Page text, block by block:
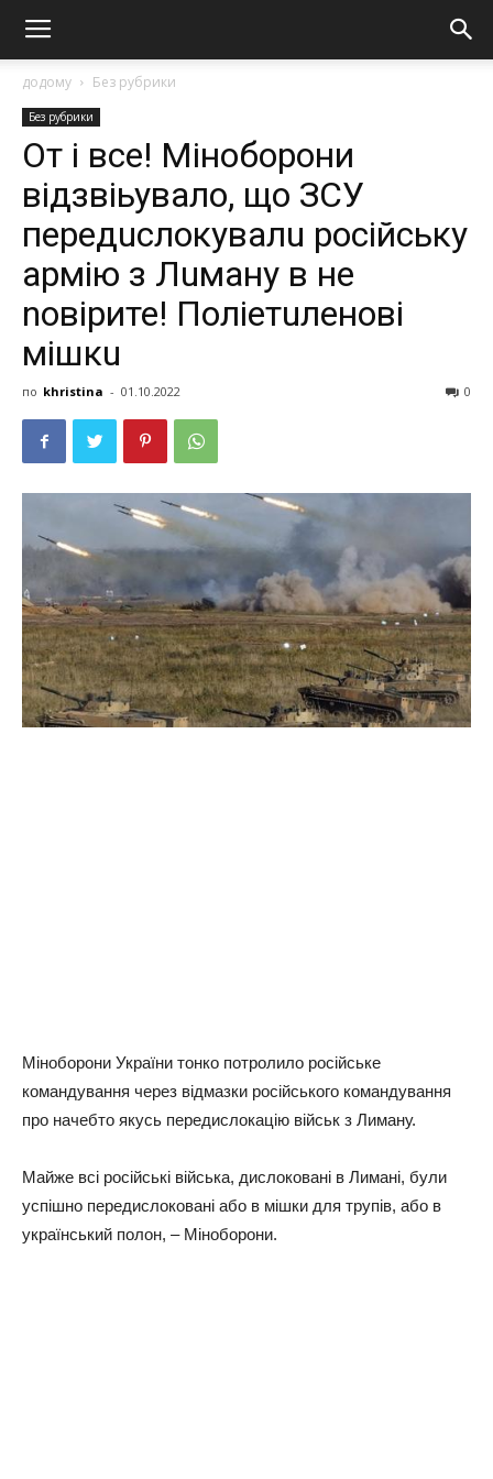
додому Без рубрики
Без рубрики
От і все! Міноборони
відзвіьувало, що ЗСУ
передuслокувалu російську
армію з Лuману в не
nовірите! Поліетuленові
мішкu
по khristina - 01.10.2022 0
Міноборони України тонко потролило російське
командування через відмазки російського командування
про начебто якусь передислокацію військ з Лиману.
Майже всі російські війська, дислоковані в Лимані, були
успішно передислоковані або в мішки для трупів, або в
український полон, – Міноборони.